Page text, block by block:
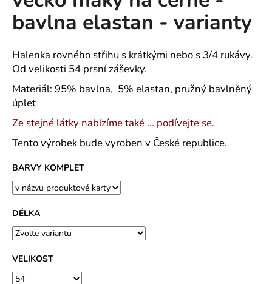
z
5
hvězdiček.
bavlna elastan - varianty
Halenka rovného střihu s krátkými nebo s 3/4 rukávy.
Od velikosti 54 prsní záševky.
Materiál: 95% bavlna, 5% elastan, pružný bavlněný
úplet
Ze stejné látky nabízíme také ... podívejte se.
Tento výrobek bude vyroben v České republice.
BARVY KOMPLET
DÉLKA
VELIKOST
p
o
u
č
j
e
m
MAJKA
TEXTILNÍ
KŮŽE
JEDNODUCHÝ
1
Kč